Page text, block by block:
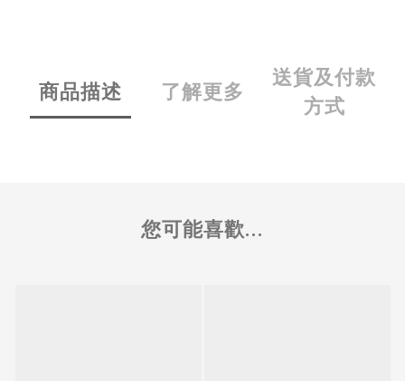
商品描述 了解更多
送貨及付款
方式
您可能喜歡...